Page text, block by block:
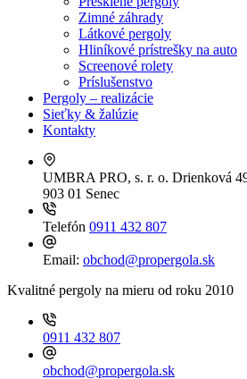
Zimné záhrady
Látkové pergoly
Hliníkové prístrešky na auto
Screenové rolety
Príslušenstvo
Pergoly – realizácie
Sieťky & žalúzie
Kontakty
UMBRA PRO, s. r. o. Drienková
903 01 Senec
Telefón 0911 432 807
Email: obchod@propergola.sk
Kvalitné pergoly na mieru od roku 2010
0911 432 807
obchod@propergola.sk